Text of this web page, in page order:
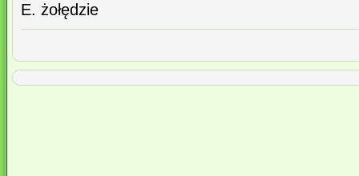
E. żołędzie